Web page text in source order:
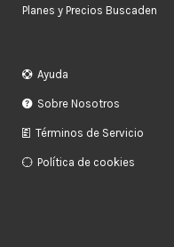
Planes y Precios Buscaden
Ayuda
Sobre Nosotros
Términos de Servicio
Política de cookies